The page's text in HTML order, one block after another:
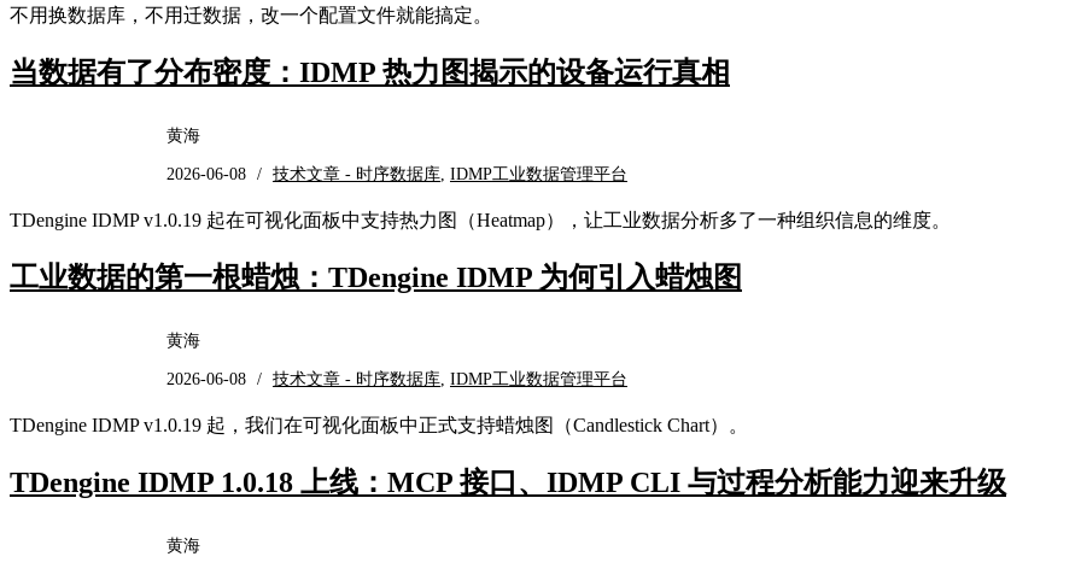
不用换数据库，不用迁数据，改一个配置文件就能搞定。
当数据有了分布密度：IDMP 热力图揭示的设备运行真相
黄海
2026-06-08 / 技术文章 - 时序数据库, IDMP工业数据管理平台
TDengine IDMP v1.0.19 起在可视化面板中支持热力图（Heatmap），让工业数据分析多了一种组织信息的维度。
工业数据的第一根蜡烛：TDengine IDMP 为何引入蜡烛图
黄海
2026-06-08 / 技术文章 - 时序数据库, IDMP工业数据管理平台
TDengine IDMP v1.0.19 起，我们在可视化面板中正式支持蜡烛图（Candlestick Chart）。
TDengine IDMP 1.0.18 上线：MCP 接口、IDMP CLI 与过程分析能力迎来升级
黄海